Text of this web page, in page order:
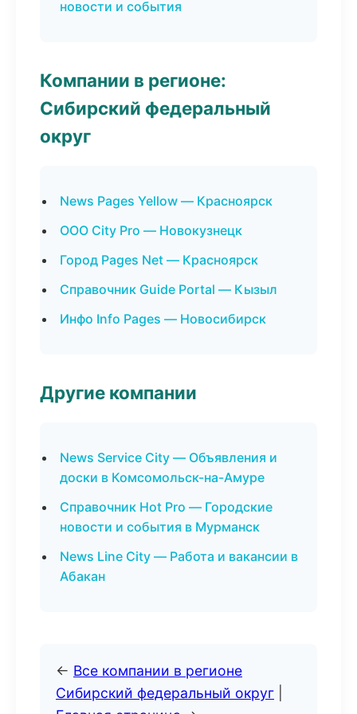
новости и события
Компании в регионе:
Сибирский федеральный
округ
News Pages Yellow — Красноярск
ООО City Pro — Новокузнецк
Город Pages Net — Красноярск
Справочник Guide Portal — Кызыл
Инфо Info Pages — Новосибирск
Другие компании
News Service City — Объявления и
доски в Комсомольск-на-Амуре
Справочник Hot Pro — Городские
новости и события в Мурманск
News Line City — Работа и вакансии в
Абакан
← Все компании в регионе
Сибирский федеральный округ